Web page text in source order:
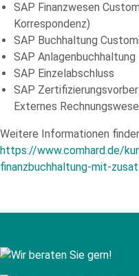
SAP Finanzwesen
Korrespondenz)
SAP Buchhaltung
SAP Anlagenbuchhaltung
SAP Einzelabschluss
SAP
Externes
Weitere Informationen
https://www.comhard.de/
finanzbuchhaltung-mit-